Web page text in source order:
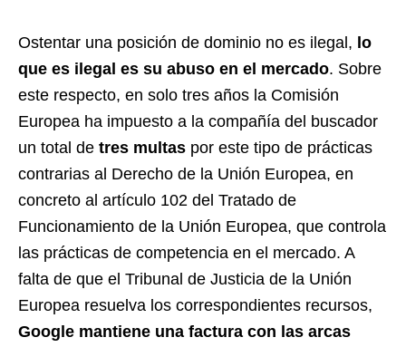
Ostentar una posición de dominio no es ilegal, lo
que es ilegal es su abuso en el mercado. Sobre
este respecto, en solo tres años la Comisión
Europea ha impuesto a la compañía del buscador
un total de tres multas por este tipo de prácticas
contrarias al Derecho de la Unión Europea, en
concreto al artículo 102 del Tratado de
Funcionamiento de la Unión Europea, que controla
las prácticas de competencia en el mercado. A
falta de que el Tribunal de Justicia de la Unión
Europea resuelva los correspondientes recursos,
Google mantiene una factura con las arcas